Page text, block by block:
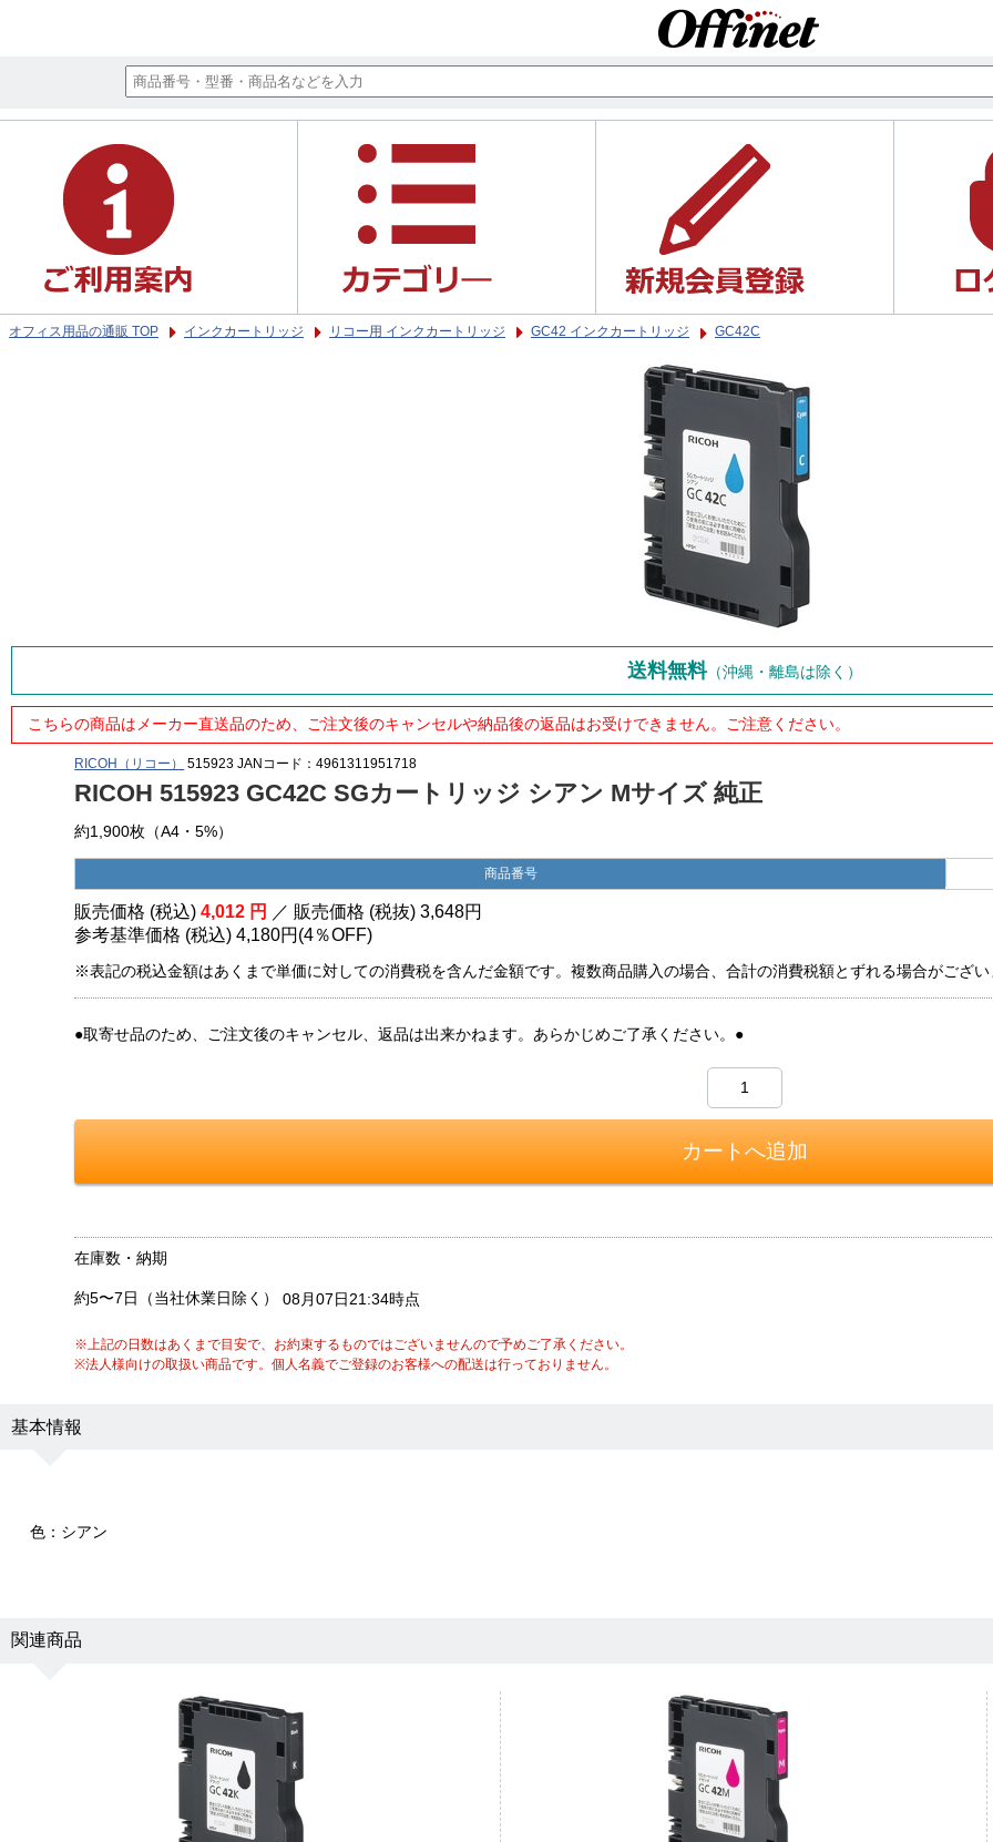
オフィス用品の通販 TOP インクカートリッジ リコー用 インクカートリッジ GC42 インクカートリッジ GC42C
送料無料（沖縄・離島は除く）
こちらの商品はメーカー直送品のため、ご注文後のキャンセルや納品後の返品はお受けできません。ご注意ください。
RICOH（リコー） 515923 JANコード：4961311951718
RICOH 515923 GC42C SGカートリッジ シアン Mサイズ 純正
約1,900枚（A4・5%）
商品番号
販売価格 (税込)4,012 円 ／ 販売価格 (税抜)3,648円
参考基準価格 (税込)4,180円 (4％OFF)
※表記の税込金額はあくまで単価に対しての消費税を含んだ金額です。複数商品購入の場合、合計の消費税額とずれる場合がござい
●取寄せ品のため、ご注文後のキャンセル、返品は出来かねます。あらかじめご了承ください。●
在庫数・納期
約5〜7日（当社休業日除く） 08月07日21:34時点
※上記の日数はあくまで目安で、お約束するものではございませんので予めご了承ください。
※法人様向けの取扱い商品です。個人名義でご登録のお客様への配送は行っておりません。
基本情報
色：シアン
関連商品